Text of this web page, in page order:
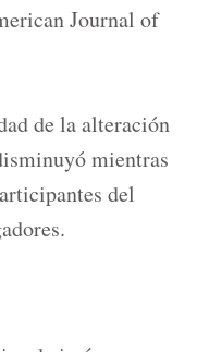
Journal of
de la alteración
mientras
del